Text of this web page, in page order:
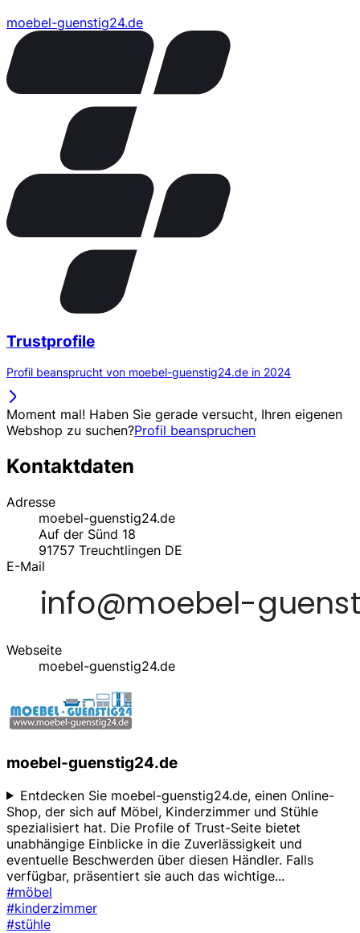
moebel-guenstig24.de
Trustprofile
Profil beansprucht von moebel-guenstig24.de in 2024
Moment mal! Haben Sie gerade versucht, Ihren eigenen
Webshop zu suchen?Profil beanspruchen
Kontaktdaten
Adresse
moebel-guenstig24.de
Auf der Sünd 18
91757 Treuchtlingen DE
E-Mail
Webseite
moebel-guenstig24.de
moebel-guenstig24.de
Entdecken Sie moebel-guenstig24.de, einen Online-
Shop, der sich auf Möbel, Kinderzimmer und Stühle
spezialisiert hat. Die Profile of Trust-Seite bietet
unabhängige Einblicke in die Zuverlässigkeit und
eventuelle Beschwerden über diesen Händler. Falls
verfügbar, präsentiert sie auch das wichtige...
#möbel
#kinderzimmer
#stühle